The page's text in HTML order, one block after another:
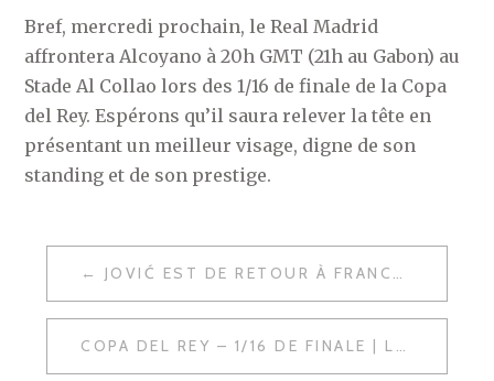
Bref, mercredi prochain, le Real Madrid
affrontera Alcoyano à 20h GMT (21h au Gabon) au
Stade Al Collao lors des 1/16 de finale de la Copa
del Rey. Espérons qu’il saura relever la tête en
présentant un meilleur visage, digne de son
standing et de son prestige.
NAVIGATION
DE
L’ARTICLE
JOVIĆ EST DE RETOUR À FRANCFORT (OFFICIEL)